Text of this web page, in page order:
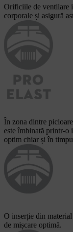
Orificiile de ventilare
corporale și asigură
În zona dintre
este îmbinată printr-o
optim chiar și în
O inserție din
de mișcare optimă.